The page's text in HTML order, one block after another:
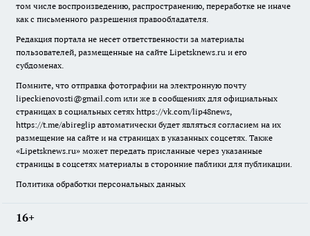
том числе воспроизведению, распространению, переработке не иначе
как с письменного разрешения правообладателя.
Редакция портала не несет ответственности за материалы
пользователей, размещенные на сайте Lipetsknews.ru и его
субдоменах.
Помните, что отправка фотографии на электронную почту
lipeckienovosti@gmail.com или же в сообщениях для официальных
страницах в социальных сетях https://vk.com/lip48news,
https://t.me/abireglip автоматически будет являться согласием на их
размещение на сайте и на страницах в указанных соцсетях. Также
«Lipetsknews.ru» может передать присланные через указанные
страницы в соцсетях материалы в сторонние паблики для публикации.
Политика обработки персональных данных
16+